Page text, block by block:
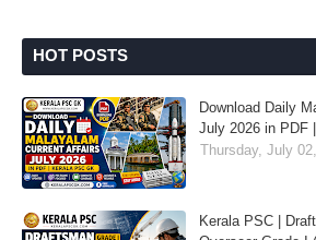
HOT POSTS
Download Daily
July 2026 in PDF
Thursday, July
Kerala PSC |